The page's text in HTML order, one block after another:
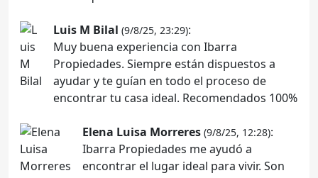
Luis M Bilal (9/8/25, 23:29):
Muy buena experiencia con Ibarra
Propiedades. Siempre están dispuestos a
ayudar y te guían en todo el proceso de
encontrar tu casa ideal. Recomendados 100%
Elena Luisa Morreres (9/8/25, 12:28):
Ibarra Propiedades me ayudó a
encontrar el lugar ideal para vivir. Son